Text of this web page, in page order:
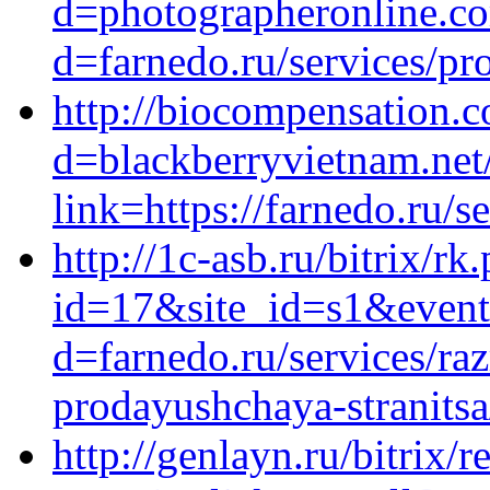
d=farnedo.ru/services/
http://
link=https://farnedo.ru/
http://1c-asb.ru/bitrix/
d=farnedo.ru/services/
prodayushchaya-
http://genlayn.ru/bitrix/